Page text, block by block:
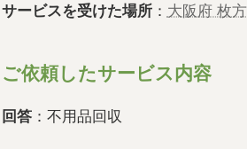
サービスを受けた場所： 大阪府 枚
ご依頼したサービス内容
回答：不用品回収